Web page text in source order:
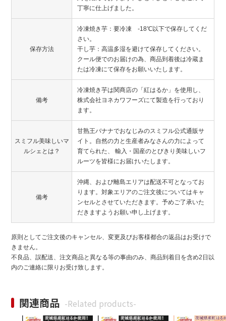
丁寧に仕上げました。
保存方法
冷凍焼き芋：要冷凍 -18℃以下で保存してくだ
さい。
干し芋：高温多湿を避けて保存してください。
クール便でのお届けの為、商品到着後は冷蔵ま
たは冷凍にて保存をお願いいたします。
備考
冷凍焼き芋は関商店の「紅はるか」を使用し、
株式会社ヨネカワフーズにて製造を行っており
ます。
スミフル美味しいマ
ルシェとは？
甘熟王バナナでおなじみのスミフル公式通販サ
イト。自然の力と生産者みなさんの力によって
育てられた、 輸入・国産のとびきり美味しいフ
ルーツを皆様にお届けいたします。
備考
沖縄、および離島エリアは配送不可となってお
ります。対象エリアのご注文後についてはキャ
ンセルとさせていただきます。予めご了承いた
だきますようお願い申し上げます。
原則としてご注文後のキャンセル、変更及びお客様都合の返品はお受けで
きません。
不良品、誤配送、注文商品と異なる等の事由のみ、商品到着日を含め2日以
内のご連絡に限りお受け致します。
関連商品 -Related products-